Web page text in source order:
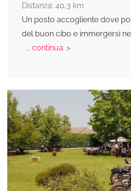
Distanza: 40,3 km
Un posto accogliente dove
del buon cibo e immergersi
... continua: >